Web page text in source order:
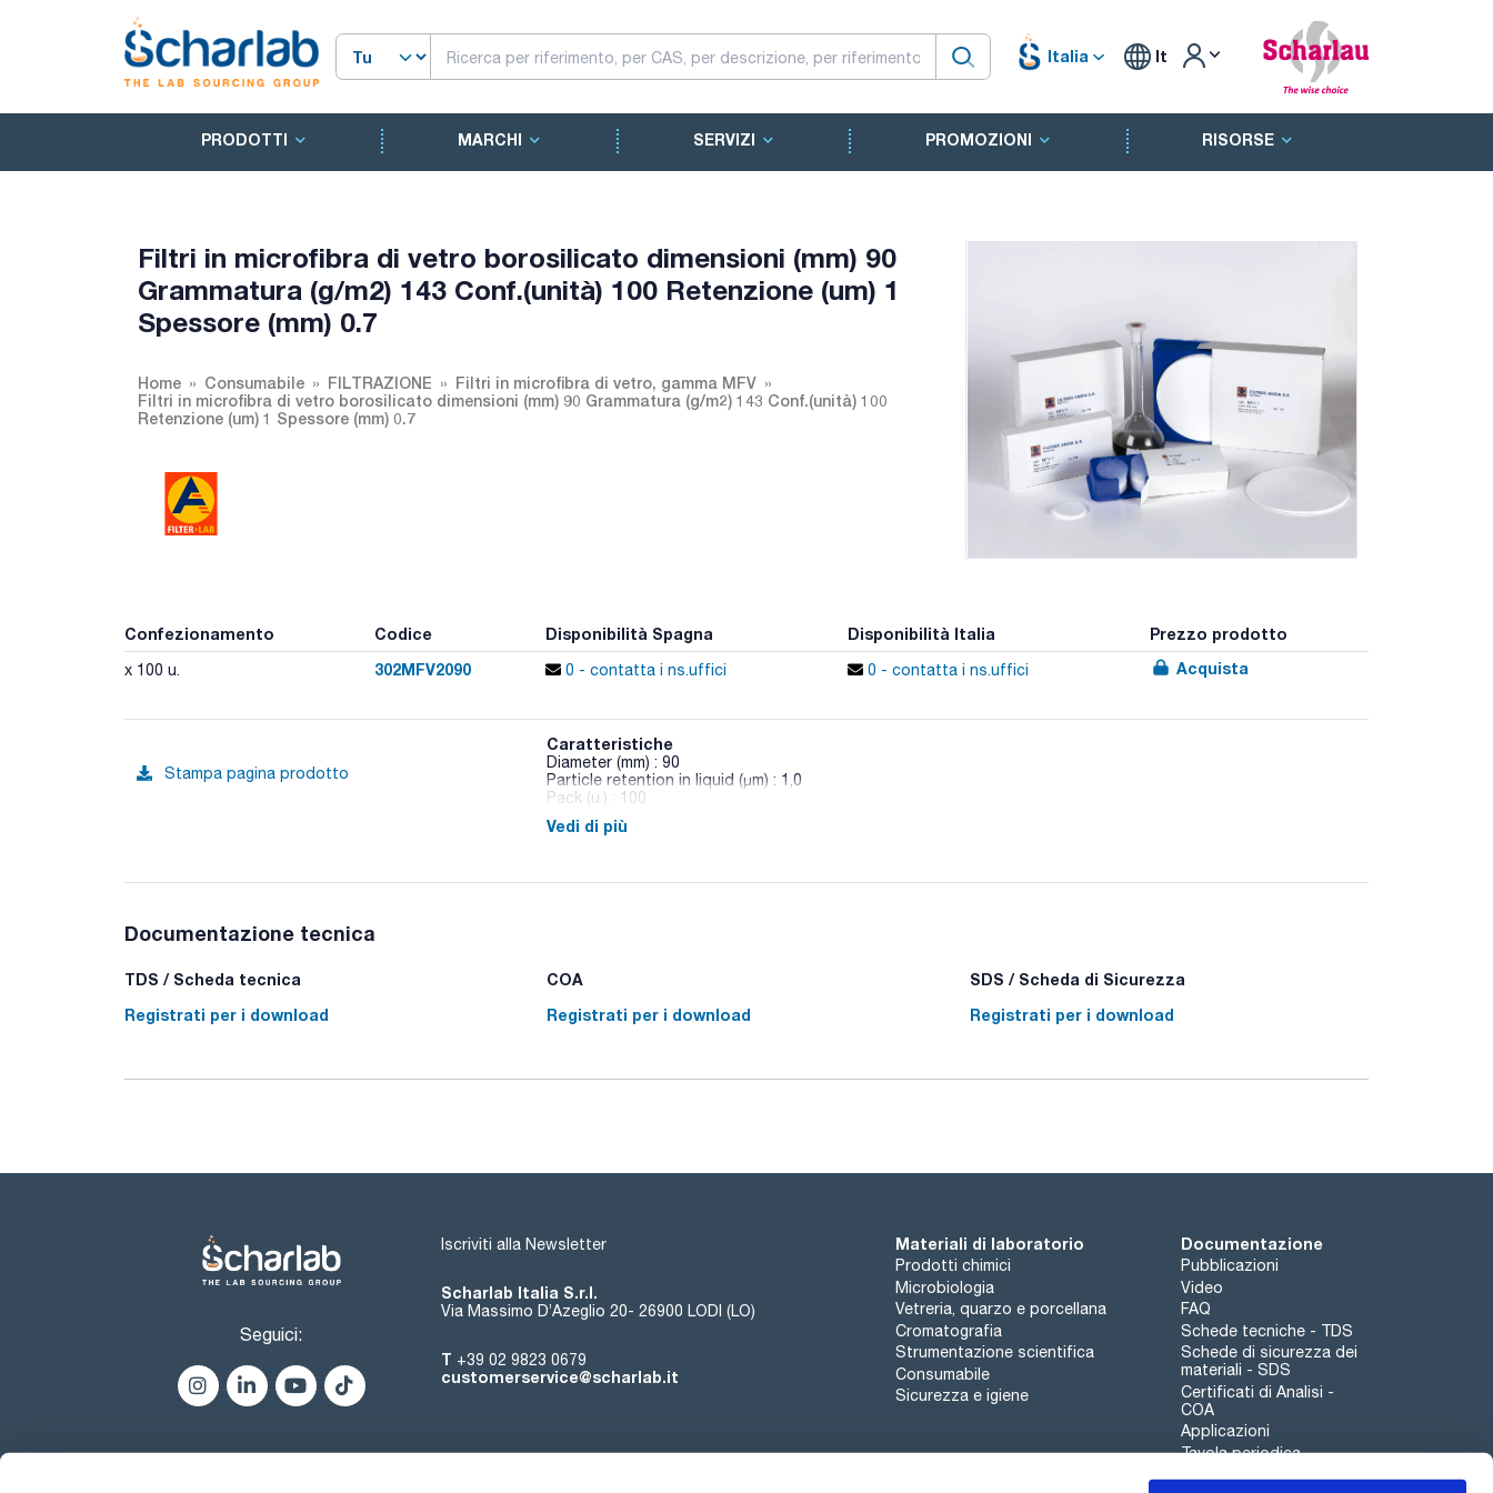
Italia It
PRODOTTI MARCHI SERVIZI PROMOZIONI RISORSE
Filtri in microfibra di vetro borosilicato dimensioni (mm) 90
Grammatura (g/m2) 143 Conf.(unità) 100 Retenzione (um) 1
Spessore (mm) 0.7
Home Consumabile FILTRAZIONE
Filtri in microfibra di vetro, gamma MFV
Filtri in microfibra di vetro borosilicato dimensioni (mm) 90 Grammatura (g/m2) 143 Conf.(unità) 100
Retenzione (um) 1 Spessore (mm) 0.7
Confezionamento Codice Disponibilità Spagna Disponibilità Italia Prezzo prodotto
x 100 u. 302MFV2090 0 - contatta i ns.uffici 0 - contatta i ns.uffici Acquista
Stampa pagina prodotto
Caratteristiche
Diameter (mm) : 90
Particle retention in liquid (μm) : 1,0
Pack (u.) : 100
Danno grande stabilità chimica e termica, permeabilità, resistenza, capacità di carico ed elevata ritenzione di
Vedi di più
Documentazione tecnica
TDS / Scheda tecnica
Registrati per i download
COA
Registrati per i download
SDS / Scheda di Sicurezza
Registrati per i download
Seguici:
Iscriviti alla Newsletter
Scharlab Italia S.r.l.
Via Massimo D’Azeglio 20- 26900 LODI (LO)
T +39 02 9823 0679
customerservice@scharlab.it
Materiali di laboratorio
Prodotti chimici
Microbiologia
Vetreria, quarzo e porcellana
Cromatografia
Strumentazione scientifica
Consumabile
Sicurezza e igiene
Documentazione
Pubblicazioni
Video
FAQ
Schede tecniche - TDS
Schede di sicurezza dei
materiali - SDS
Certificati di Analisi -
COA
Applicazioni
Tavola periodica